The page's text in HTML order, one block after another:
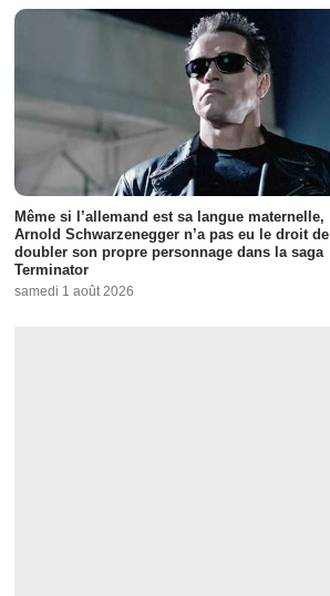
Même si l’allemand est sa langue maternelle,
Arnold Schwarzenegger n’a pas eu le droit de
doubler son propre personnage dans la saga
Terminator
samedi 1 août 2026